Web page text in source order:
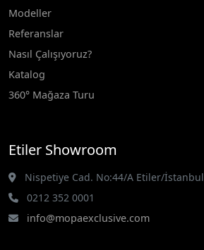
Modeller
Referanslar
Nasıl Çalışıyoruz?
Katalog
360° Mağaza Turu
Etiler Showroom
Nispetiye Cad. No:44/A Etiler/İstanbul
0212 352 0001
info@mopaexclusive.com